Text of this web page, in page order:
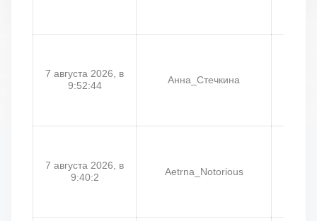
7 августа 2026, в
9:52:44
Анна_Стечкина
7 августа 2026, в
9:40:2
Aetrna_Notorious